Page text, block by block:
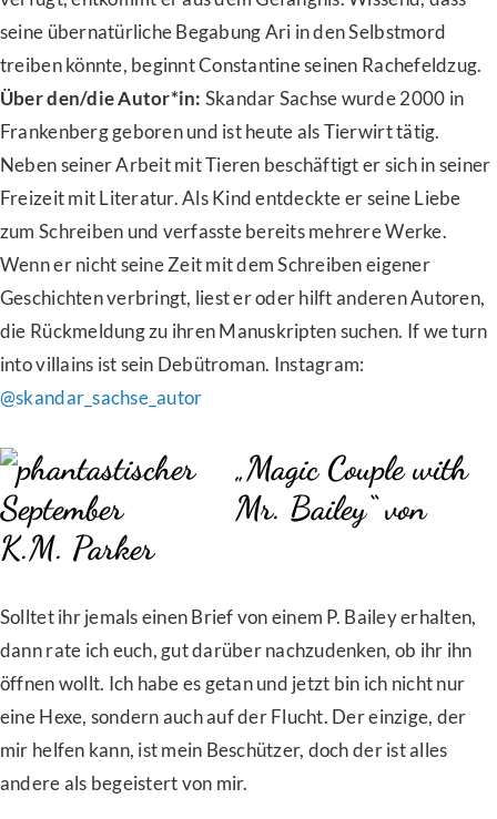
seine übernatürliche Begabung Ari in den Selbstmord
treiben könnte, beginnt Constantine seinen Rachefeldzug.
Über den/die Autor*in: Skandar Sachse wurde 2000 in
Frankenberg geboren und ist heute als Tierwirt tätig.
Neben seiner Arbeit mit Tieren beschäftigt er sich in seiner
Freizeit mit Literatur. Als Kind entdeckte er seine Liebe
zum Schreiben und verfasste bereits mehrere Werke.
Wenn er nicht seine Zeit mit dem Schreiben eigener
Geschichten verbringt, liest er oder hilft anderen Autoren,
die Rückmeldung zu ihren Manuskripten suchen. If we turn
into villains ist sein Debütroman. Instagram:
@skandar_sachse_autor
„Magic Couple with
Mr. Bailey“ von
K.M. Parker
Solltet ihr jemals einen Brief von einem P. Bailey erhalten,
dann rate ich euch, gut darüber nachzudenken, ob ihr ihn
öffnen wollt. Ich habe es getan und jetzt bin ich nicht nur
eine Hexe, sondern auch auf der Flucht. Der einzige, der
mir helfen kann, ist mein Beschützer, doch der ist alles
andere als begeistert von mir.